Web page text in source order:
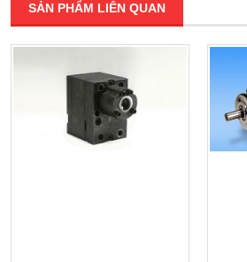
SẢN PHẨM LIÊN QUAN